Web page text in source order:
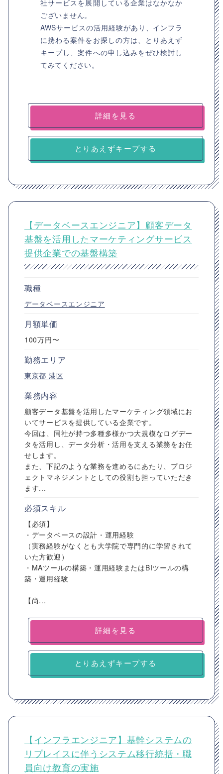
社サービスを展開している企業はなかなか
ございません。
AWSサービスの活用経験があり、インフラ
に携わる案件をお探しの方は、とりあえず
キープし、案件への申し込みをぜひ検討し
てみてください。
詳細を見る
とりあえずキープする
【データベースエンジニア】顧客データ
基盤を活用したマーケティングサービス
提供企業での基盤構築
職種
データベースエンジニア
月額単価
100万円〜
勤務エリア
東京都 港区
業務内容
顧客データ基盤を活用したマーケティング領域にお
いてサービスを提供している企業です。
今回は、同社が持つ多種多様かつ大規模なログデー
タを活用し、データ分析・活用を支える業務をお任
せします。
また、下記のような業務を進めるにあたり、プロジ
ェクトマネジメントとしての役割も担っていただき
ます...
必須スキル
【必須】
・データベースの設計・運用経験
（実務経験がなくとも大学院で専門的に学習されて
いた方歓迎）
・MAツールの構築・運用経験またはBIツールの構
築・運用経験
【尚...
詳細を見る
とりあえずキープする
【インフラエンジニア】基幹システムの
リプレイスに伴うシステム移行統括・職
員向け教育の実施